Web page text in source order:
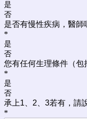
是
否
是否有慢性疾病，醫
*
是
否
您有任何生理條件（包
*
是
否
承上1、2、3若有，請
*